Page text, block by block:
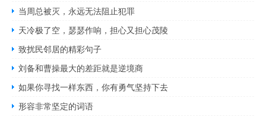
当周总被灭，永远无法阻止犯罪
天冷极了空，瑟瑟作响，担心又担心茂陵
致扰民邻居的精彩句子
刘备和曹操最大的差距就是逆境商
如果你寻找一样东西，你有勇气坚持下去
形容非常坚定的词语